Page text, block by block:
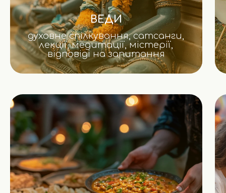
ВЕДИ
духовне спілкування, сатсанги,
лекції, медитації, містерії,
відповіді на запитання